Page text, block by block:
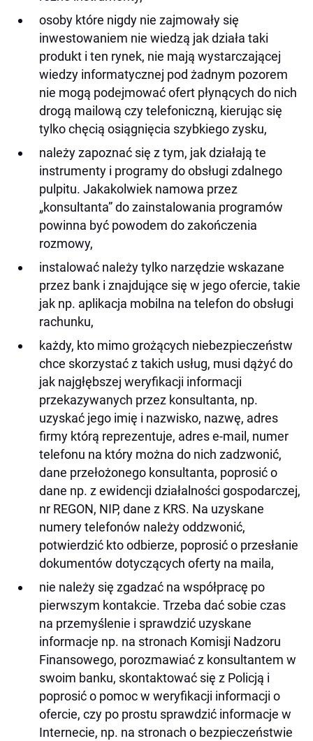
osoby które nigdy nie zajmowały się
inwestowaniem nie wiedzą jak działa taki
produkt i ten rynek, nie mają wystarczającej
wiedzy informatycznej pod żadnym pozorem
nie mogą podejmować ofert płynących do nich
drogą mailową czy telefoniczną, kierując się
tylko chęcią osiągnięcia szybkiego zysku,
należy zapoznać się z tym, jak działają te
instrumenty i programy do obsługi zdalnego
pulpitu. Jakakolwiek namowa przez
„konsultanta” do zainstalowania programów
powinna być powodem do zakończenia
rozmowy,
instalować należy tylko narzędzie wskazane
przez bank i znajdujące się w jego ofercie, takie
jak np. aplikacja mobilna na telefon do obsługi
rachunku,
każdy, kto mimo grożących niebezpieczeństw
chce skorzystać z takich usług, musi dążyć do
jak najgłębszej weryfikacji informacji
przekazywanych przez konsultanta, np.
uzyskać jego imię i nazwisko, nazwę, adres
firmy którą reprezentuje, adres e-mail, numer
telefonu na który można do nich zadzwonić,
dane przełożonego konsultanta, poprosić o
dane np. z ewidencji działalności gospodarczej,
nr REGON, NIP, dane z KRS. Na uzyskane
numery telefonów należy oddzwonić,
potwierdzić kto odbierze, poprosić o przesłanie
dokumentów dotyczących oferty na maila,
nie należy się zgadzać na współpracę po
pierwszym kontakcie. Trzeba dać sobie czas
na przemyślenie i sprawdzić uzyskane
informacje np. na stronach Komisji Nadzoru
Finansowego, porozmawiać z konsultantem w
swoim banku, skontaktować się z Policją i
poprosić o pomoc w weryfikacji informacji o
ofercie, czy po prostu sprawdzić informacje w
Internecie, np. na stronach o bezpieczeństwie